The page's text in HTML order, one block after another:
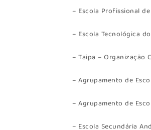
– Escola Profissional
– Escola Tecnológica
– Taipa – Organização
– Agrupamento de
– Agrupamento de
– Escola Secundária